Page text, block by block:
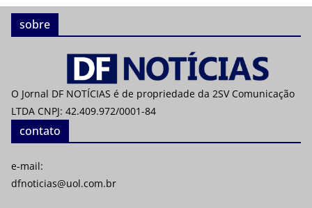
sobre
O Jornal DF NOTÍCIAS é de propriedade da 2SV Comunicação
LTDA CNPJ: 42.409.972/0001-84
contato
e-mail:
dfnoticias@uol.com.br